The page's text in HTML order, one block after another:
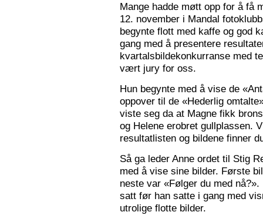
Mange hadde møtt opp for å få
12. november i Mandal
begynte flott med kaffe og god
gang med å presentere
kvartalsbildekonkurranse med
vært jury for oss.
Hun begynte med å vise de
oppover til de «Hederlig
viste seg da at Magne fikk
og Helene erobret gullplassen.
resultatlisten og bildene finner
Så ga leder Anne ordet til Stig
med å vise sine bilder. Første
neste var «Følger du med
satt før han satte i gang med
utrolige flotte bilder.